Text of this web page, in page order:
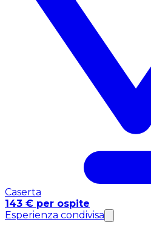
Caserta
143 € per ospite
Esperienza condivisa